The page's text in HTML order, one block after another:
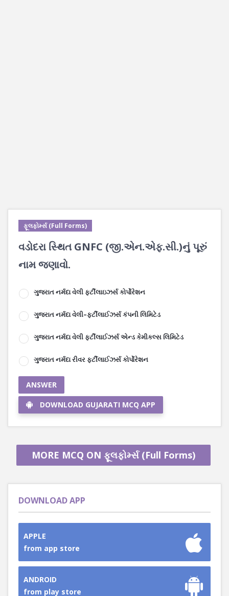
ફૂલફોર્મ્સ (Full Forms)
વડોદરા સ્થિત GNFC (જી.એન.એફ.સી.)નું પૂરું
નામ જણાવો.
ગુજરાત નર્મદા વેલી ફર્ટીલાઇઝર્સ કોર્પોરેશન
ગુજરાત નર્મદા વેલી–ફર્ટીલાઈઝર્સ કંપની લિમિટેડ
ગુજરાત નર્મદા વેલી ફર્ટીલાઈઝર્સ એન્ડ કેમીકલ્સ લિમિટેડ
ગુજરાત નર્મદા રીવર ફર્ટીલાઈઝર્સ કોર્પોરેશન
ANSWER
DOWNLOAD GUJARATI MCQ APP
MORE MCQ ON ફૂલફોર્મ્સ (Full Forms)
DOWNLOAD APP
APPLE
from app store
ANDROID
from play store